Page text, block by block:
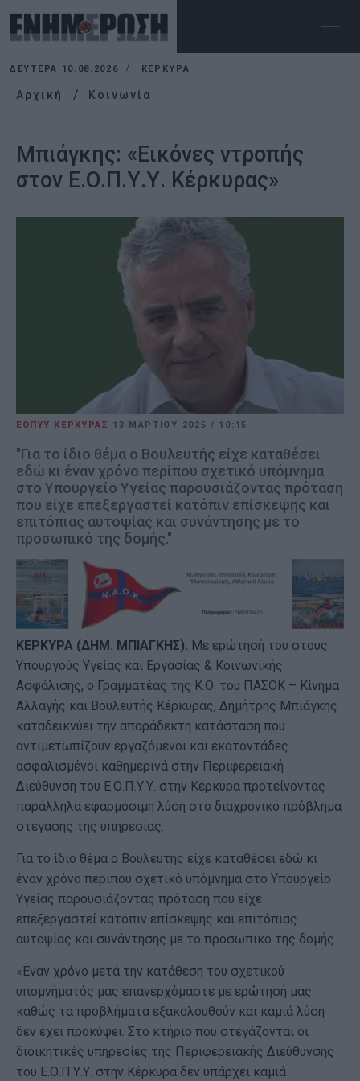
ΔΕΥΤΈΡΑ 10.08.2026 ΚΕΡΚΥΡΑ
Αρχική Κοινωνία
Μπιάγκης: «Εικόνες ντροπής
στον Ε.Ο.Π.Υ.Υ. Κέρκυρας»
ΕΟΠΥΥ ΚΕΡΚΥΡΑΣ 13 ΜΑΡΤΊΟΥ 2025/ 10:15
"Για το ίδιο θέμα ο Βουλευτής είχε καταθέσει
εδώ κι έναν χρόνο περίπου σχετικό υπόμνημα
στο Υπουργείο Υγείας παρουσιάζοντας πρόταση
που είχε επεξεργαστεί κατόπιν επίσκεψης και
επιτόπιας αυτοψίας και συνάντησης με το
προσωπικό της δομής."
ΚΕΡΚΥΡΑ (ΔΗΜ. ΜΠΙΑΓΚΗΣ). Με ερώτησή του στους
Υπουργούς Υγείας και Εργασίας & Κοινωνικής
Ασφάλισης, ο Γραμματέας της Κ.Ο. του ΠΑΣΟΚ – Κίνημα
Αλλαγής και Βουλευτής Κέρκυρας, Δημήτρης Μπιάγκης
καταδεικνύει την απαράδεκτη κατάσταση που
αντιμετωπίζουν εργαζόμενοι και εκατοντάδες
ασφαλισμένοι καθημερινά στην Περιφερειακή
Διεύθυνση του Ε.Ο.Π.Υ.Υ. στην Κέρκυρα προτείνοντας
παράλληλα εφαρμόσιμη λύση στο διαχρονικό πρόβλημα
στέγασης της υπηρεσίας.
Για το ίδιο θέμα ο Βουλευτής είχε καταθέσει εδώ κι
έναν χρόνο περίπου σχετικό υπόμνημα στο Υπουργείο
Υγείας παρουσιάζοντας πρόταση που είχε
επεξεργαστεί κατόπιν επίσκεψης και επιτόπιας
αυτοψίας και συνάντησης με το προσωπικό της δομής.
«Έναν χρόνο μετά την κατάθεση του σχετικού
υπομνήματός μας επανερχόμαστε με ερώτησή μας
καθώς τα προβλήματα εξακολουθούν και καμιά λύση
δεν έχει προκύψει. Στο κτήριο που στεγάζονται οι
διοικητικές υπηρεσίες της Περιφερειακής Διεύθυνσης
του Ε.Ο.Π.Υ.Υ. στην Κέρκυρα δεν υπάρχει καμιά